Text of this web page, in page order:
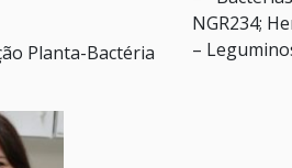
Planta-Bactéria
NGR234;
–